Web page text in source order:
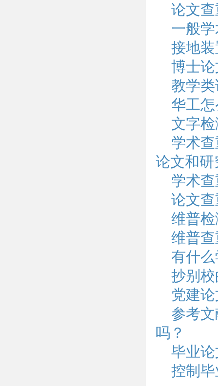
论文
一般
接地
博士
教学
华工
文字
学术
论文和
学术
论文
维普
维普
有什
抄别
党建
参考
吗？
毕业
控制